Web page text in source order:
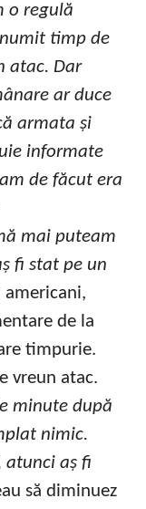
o regulă
timp de
atac. Dar
ar duce
armata și
informate
de făcut era
mai puteam
fi stat pe un
americani,
de la
timpurie.
vreun atac.
minute după
nimic.
atunci aș fi
să diminuez